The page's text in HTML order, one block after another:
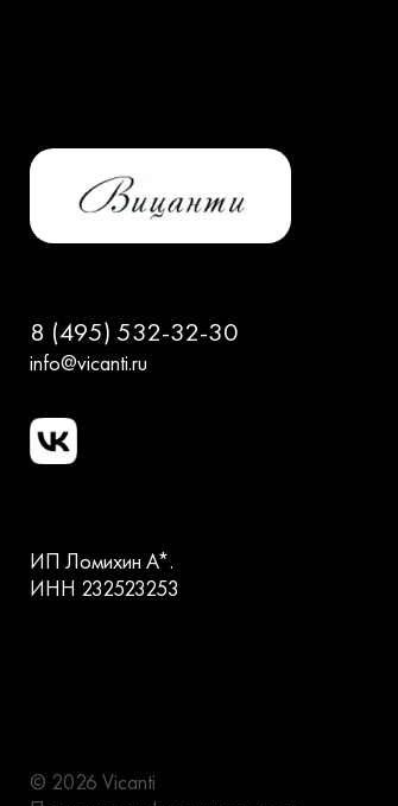
8 (495) 532-32-30
info@vicanti.ru
ИП Ломихин А*.
ИНН 232523253
© 2026 Vicanti